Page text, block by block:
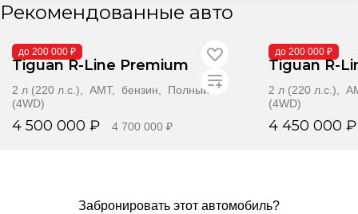
Рекомендованные авто
до 200 000 ₽
В поставке
Tiguan R-Line Premium
2 л (220 л.с.), AMT, бензин, Полный
(4WD)
4 500 000 ₽ 4 700 000 ₽
до 200 000 ₽
В поставке
Tiguan R-
2 л (220 л.с.),
(4WD)
4 450 000 ₽
Забронировать этот автомобиль?